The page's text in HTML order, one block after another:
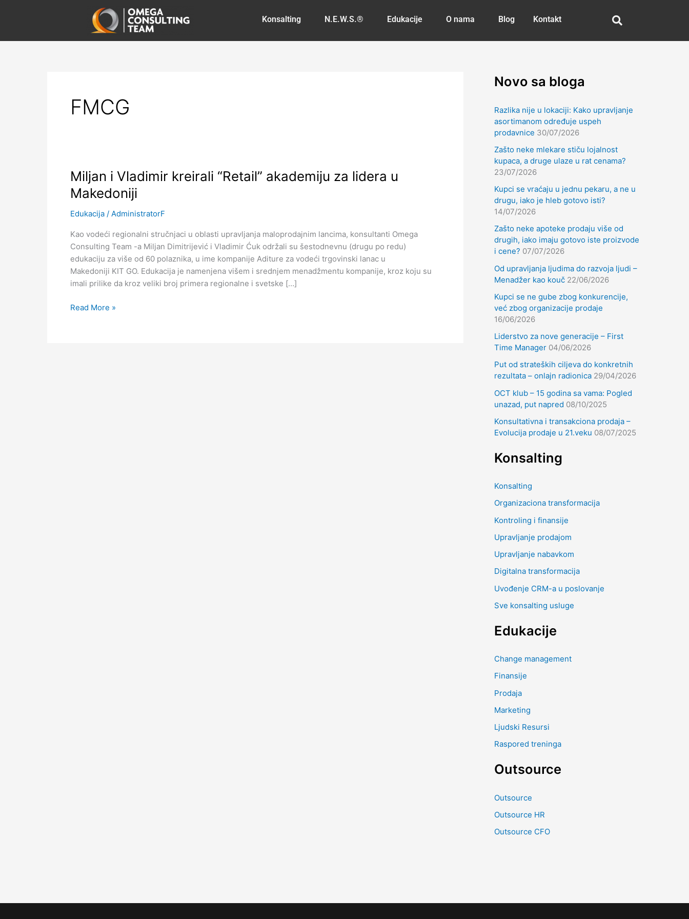
Konsalting N.E.W.S.® Edukacije O nama Blog Kontakt
FMCG
Miljan i Vladimir kreirali “Retail” akademiju za lidera u
Makedoniji
Edukacija / AdministratorF
Kao vodeći regionalni stručnjaci u oblasti upravljanja maloprodajnim lancima, konsultanti Omega
Consulting Team -a Miljan Dimitrijević i Vladimir Ćuk održali su šestodnevnu (drugu po redu)
edukaciju za više od 60 polaznika, u ime kompanije Aditure za vodeći trgovinski lanac u
Makedoniji KIT GO. Edukacija je namenjena višem i srednjem menadžmentu kompanije, kroz koju su
imali prilike da kroz veliki broj primera regionalne i svetske […]
Miljan
Vladimir
kreirali
akademiju
za
lidera
u
Makedoniji
Read More »
Novo sa bloga
Razlika nije u lokaciji: Kako upravljanje
asortimanom određuje uspeh
prodavnice 30/07/2026
Zašto neke mlekare stiču lojalnost
kupaca, a druge ulaze u rat cenama?
23/07/2026
Kupci se vraćaju u jednu pekaru, a ne u
drugu, iako je hleb gotovo isti?
14/07/2026
Zašto neke apoteke prodaju više od
drugih, iako imaju gotovo iste proizvode
i cene? 07/07/2026
Od upravljanja ljudima do razvoja ljudi –
Menadžer kao kouč 22/06/2026
Kupci se ne gube zbog konkurencije,
već zbog organizacije prodaje
16/06/2026
Liderstvo za nove generacije – First
Time Manager 04/06/2026
Put od strateških ciljeva do konkretnih
rezultata – onlajn radionica 29/04/2026
OCT klub – 15 godina sa vama: Pogled
unazad, put napred 08/10/2025
Konsultativna i transakciona prodaja –
Evolucija prodaje u 21.veku 08/07/2025
Konsalting
Konsalting
Organizaciona transformacija
Kontroling i finansije
Upravljanje prodajom
Upravljanje nabavkom
Digitalna transformacija
Uvođenje CRM-a u poslovanje
Sve konsalting usluge
Edukacije
Change management
Finansije
Prodaja
Marketing
Ljudski Resursi
Raspored treninga
Outsource
Outsource
Outsource HR
Outsource CFO